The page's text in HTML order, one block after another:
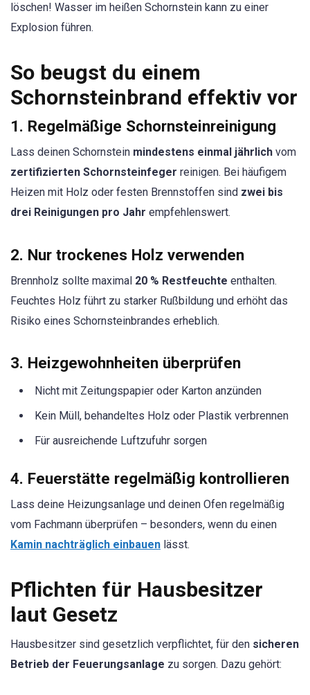
löschen! Wasser im heißen Schornstein kann zu einer
Explosion führen.
So beugst du einem
Schornsteinbrand effektiv vor
1. Regelmäßige Schornsteinreinigung
Lass deinen Schornstein mindestens einmal jährlich vom
zertifizierten Schornsteinfeger reinigen. Bei häufigem
Heizen mit Holz oder festen Brennstoffen sind zwei bis
drei Reinigungen pro Jahr empfehlenswert.
2. Nur trockenes Holz verwenden
Brennholz sollte maximal 20 % Restfeuchte enthalten.
Feuchtes Holz führt zu starker Rußbildung und erhöht das
Risiko eines Schornsteinbrandes erheblich.
3. Heizgewohnheiten überprüfen
Nicht mit Zeitungspapier oder Karton anzünden
Kein Müll, behandeltes Holz oder Plastik verbrennen
Für ausreichende Luftzufuhr sorgen
4. Feuerstätte regelmäßig kontrollieren
Lass deine Heizungsanlage und deinen Ofen regelmäßig
vom Fachmann überprüfen – besonders, wenn du einen
Kamin nachträglich einbauen lässt.
Pflichten für Hausbesitzer
laut Gesetz
Hausbesitzer sind gesetzlich verpflichtet, für den sicheren
Betrieb der Feuerungsanlage zu sorgen. Dazu gehört: